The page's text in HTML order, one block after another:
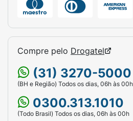
Compre pelo Drogatel
(31) 3270-5000
(BH e Região) Todos os dias, 06h às 00h
0300.313.1010
(Todo Brasil) Todos os dias, 06h às 00h